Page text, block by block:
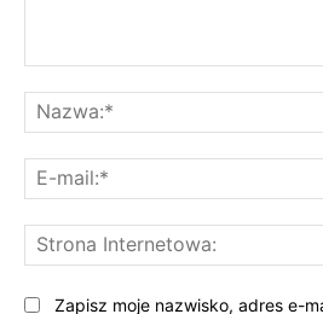
Zapisz moje nazwisko, adres e-